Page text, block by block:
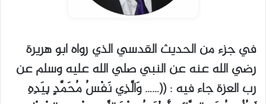
في جزء من الحديث القدسي الذي رواه ابو هريرة
رضي الله عنه عن النبي صلي الله عليه وسلم عن
رب العزة جاء فيه : ((…… وَالَّذِي نَفْسُ مُحَمَّدٍ بِيَدِهِ